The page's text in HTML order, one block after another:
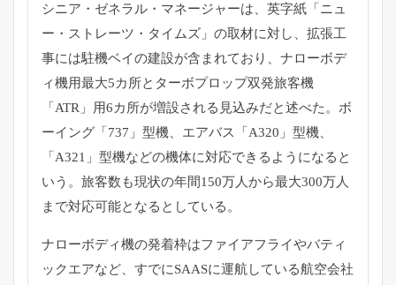
シニア・ゼネラル・マネージャーは、英字紙「ニュ
ー・ストレーツ・タイムズ」の取材に対し、拡張工
事には駐機ベイの建設が含まれており、ナローボデ
ィ機用最大5カ所とターボプロップ双発旅客機
「ATR」用6カ所が増設される見込みだと述べた。ボ
ーイング「737」型機、エアバス「A320」型機、
「A321」型機などの機体に対応できるようになると
いう。旅客数も現状の年間150万人から最大300万人
まで対応可能となるとしている。
ナローボディ機の発着枠はファイアフライやバティ
ックエアなど、すでにSAASに運航している航空会社